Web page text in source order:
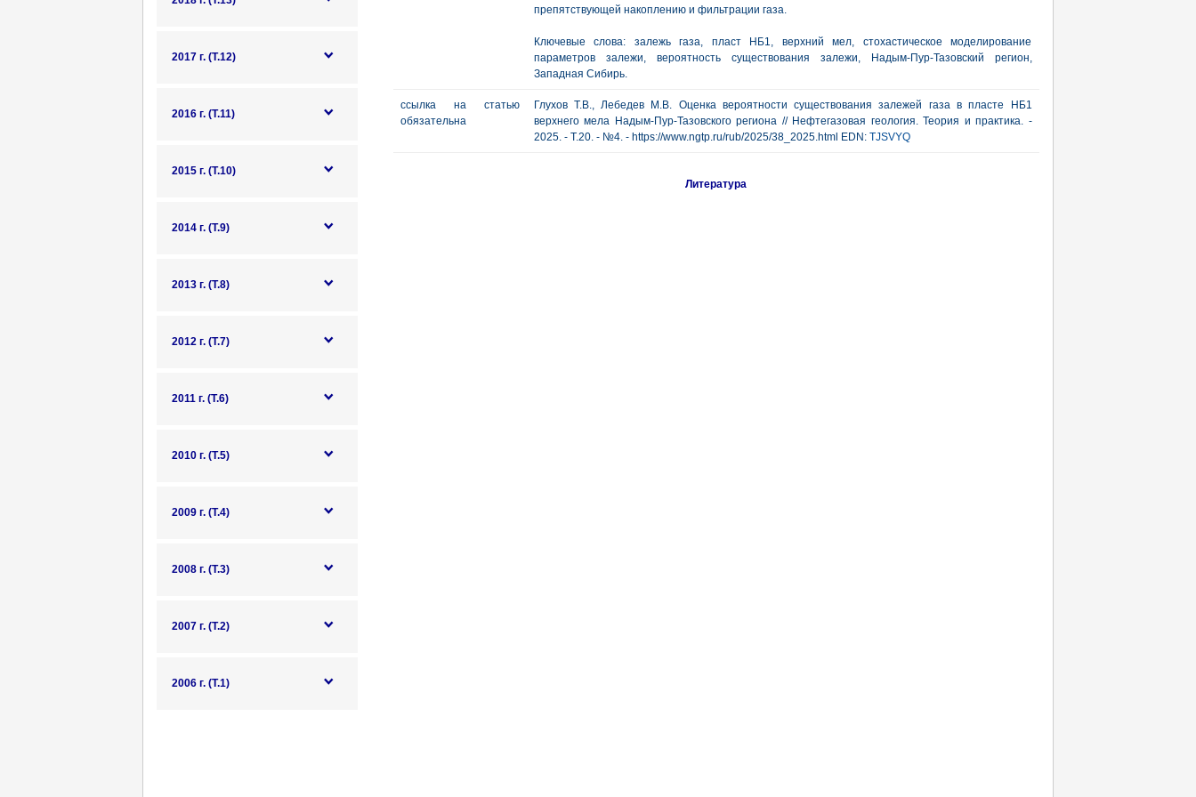
2017 г. (Т.12)
2016 г. (Т.11)
2015 г. (Т.10)
2014 г. (Т.9)
2013 г. (Т.8)
2012 г. (Т.7)
2011 г. (Т.6)
2010 г. (Т.5)
2009 г. (Т.4)
2008 г. (Т.3)
2007 г. (Т.2)
2006 г. (Т.1)
препятствующей накоплению и фильтрации газа.
Ключевые слова: залежь газа, пласт НБ1, верхний мел, стохастическое моделирование
параметров залежи, вероятность существования залежи, Надым-Пур-Тазовский регион,
Западная Сибирь.
ссылка на статью
обязательна
Глухов Т.В., Лебедев М.В. Оценка вероятности существования залежей газа в пласте НБ1
верхнего мела Надым-Пур-Тазовского региона // Нефтегазовая геология. Теория и практика. -
2025. - Т.20. - №4. - https://www.ngtp.ru/rub/2025/38_2025.html EDN: TJSVYQ
Литература